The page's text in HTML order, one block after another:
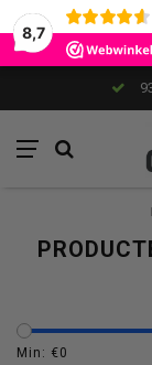
8,7
Min: €0